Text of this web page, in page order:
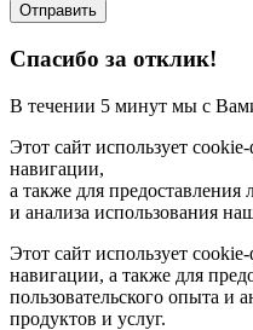
Отправить
Спасибо за отклик!
В течении 5 минут мы с
Этот сайт использует
навигации,
а также для предоставления
и анализа использования
Этот сайт использует
навигации, а также для
пользовательского опыта и
продуктов и услуг.